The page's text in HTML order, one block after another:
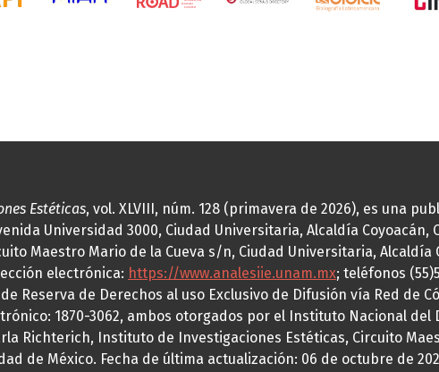
Estéticas, vol. XLVIII, núm. 128 (primavera de 2026), es una
Universidad 3000, Ciudad Universitaria, Alcaldía Coyoacán,
Maestro Mario de la Cueva s/n, Ciudad Universitaria, Alcaldía
electrónica: https://www.analesiie.unam.mx; teléfonos
Reserva de Derechos al uso Exclusivo de Difusión vía Red de
1870-3062, ambos otorgados por el Instituto Nacional
Richterich, Instituto de Investigaciones Estéticas, Circuito
de México. Fecha de última actualización: 06 de octubre de